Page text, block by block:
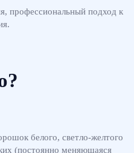
профессиональный подход к
белого, светло-желтого
(постоянно меняющаяся